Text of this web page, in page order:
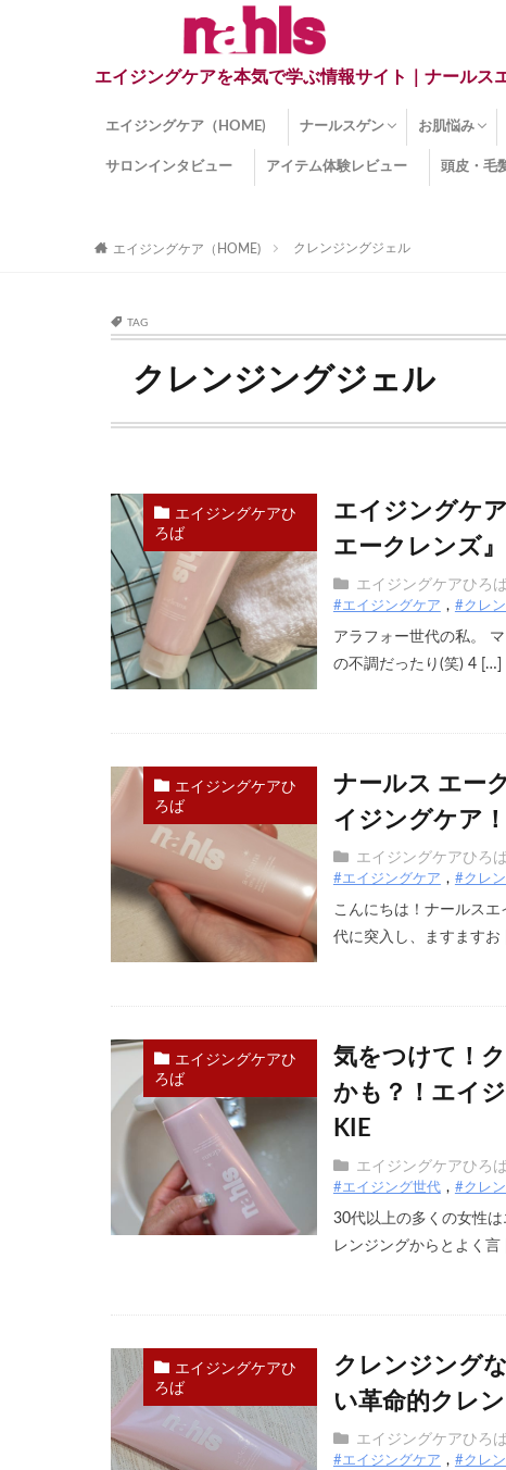
エイジングケアを本気で学ぶ情報サイト｜ナールス
エイジングケア（HOME) ナールスゲン
ナールスゲンとは？
ナールスゲン関連成分
お肌悩み
インナード
くすみ
目の下のクマ
しみ
しわ
顔・頭皮の
ほうれい線
毛穴
手荒れ
乾燥肌
敏感肌
紫外線ダメー
薄毛
その他のお
サロンインタビュー アイテム体験レビュー 頭皮・毛
エイジングケア（HOME) クレンジングジェル
TAG
クレンジングジェル
エイジングケアひ
ろば
エイジングケ
エークレンズ
エイジングケアひろば
#エイジングケア #クレ
アラフォー世代の私。
の不調だったり(笑) 4 […]
エイジングケアひ
ろば
ナールス エー
イジングケア
エイジングケアひろば
#エイジングケア #クレ
こんにちは！ナールス
代に突入し、ますますお
エイジングケアひ
ろば
気をつけて！
かも？！エイ
KIE
エイジングケアひろば
#エイジング世代 #クレ
30代以上の多くの女性
レンジングからとよく言
エイジングケアひ
ろば
クレンジング
い革命的クレ
エイジングケアひろば
#エイジングケア #クレ